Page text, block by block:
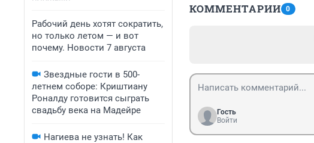
Рабочий день хотят сократить,
но только летом — и вот
почему. Новости 7 августа
Звездные гости в 500-
летнем соборе: Криштиану
Роналду готовится сыграть
свадьбу века на Мадейре
Нагиева не узнать! Как
КОММЕНТАРИИ 0
Гость
Войти